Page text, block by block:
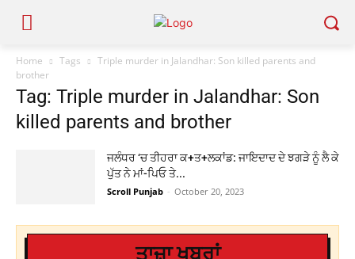
Home Tags
Triple murder in Jalandhar: Son killed parents and
brother
Tag: Triple murder in Jalandhar: Son
killed parents and brother
ਜਲੰਧਰ ‘ਚ ਤੀਹਰਾ ਕ+ਤ+ਲਕਾਂਡ: ਜਾਇਦਾਦ ਦੇ ਝਗੜੇ ਨੂੰ ਲੈ ਕੇ
ਪੁੱਤ ਨੇ ਮਾਂ-ਪਿਓ ਤੇ...
Scroll Punjab - October 20, 2023
ਤਾਜ਼ਾ ਖਬਰਾਂ